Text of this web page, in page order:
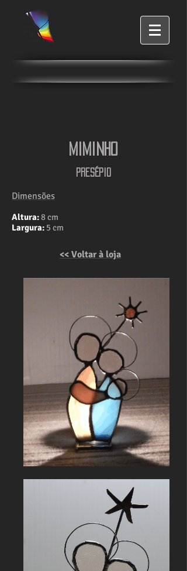
miminho
Presépio
Dimensões
Altura:8 cm
Largura: 5 cm
<< Voltar à loja